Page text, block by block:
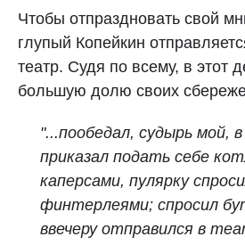
Чтобы отпраздновать свой
глупый Копейкин
театр. Судя по всему, в этот
большую долю своих
"...пообедал, судырь мой,
приказал подать себе
каперсами, пулярку
финтерлеями; спросил
ввечеру отправился в